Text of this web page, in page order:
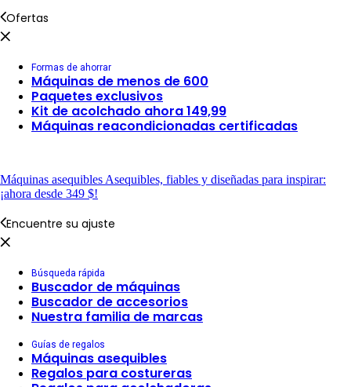
Ofertas
Formas de ahorrar
Máquinas de menos de 600
Paquetes exclusivos
Kit de acolchado ahora 149,99
Máquinas reacondicionadas certificadas
Máquinas asequibles Asequibles, fiables y diseñadas para inspirar:
¡ahora desde 349 $!
Encuentre su ajuste
Búsqueda rápida
Buscador de máquinas
Buscador de accesorios
Nuestra familia de marcas
Guías de regalos
Máquinas asequibles
Regalos para costureras